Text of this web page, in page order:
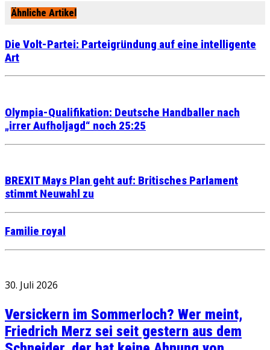
Ähnliche Artikel
Die Volt-Partei: Parteigründung auf eine intelligente
Art
Olympia-Qualifikation: Deutsche Handballer nach
„irrer Aufholjagd“ noch 25:25
BREXIT Mays Plan geht auf: Britisches Parlament
stimmt Neuwahl zu
Familie royal
30. Juli 2026
Versickern im Sommerloch? Wer meint,
Friedrich Merz sei seit gestern aus dem